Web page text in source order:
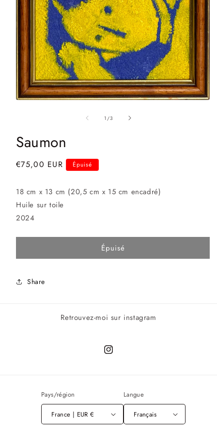
une
fenêtre
1 /de
3
Saumon
Prix
€75,00 EUR Épuisé
18 cm x 13 cm (20,5 cm x 15 cm encadré)
Huile sur toile
2024
Épuisé
Share
Retrouvez-moi sur instagram
Instagram
Pays/région
France | EUR €
Langue
Français